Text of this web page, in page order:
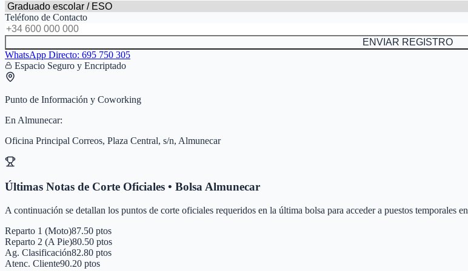
Teléfono de Contacto
ENVIAR REGISTRO
WhatsApp Directo: 695 750 305
Espacio Seguro y Encriptado
Punto de Información y Coworking
En Almunecar:
Oficina Principal Correos, Plaza Central, s/n, Almunecar
Últimas Notas de Corte Oficiales • BolsaAlmunecar
A continuación se detallan los puntos de corte oficiales requeridos en la última bolsa para acceder a puestos temporales en
Reparto 1 (Moto)87.50 ptos
Reparto 2 (A Pie)80.50 ptos
Ag. Clasificación82.80 ptos
Atenc. Cliente90.20 ptos